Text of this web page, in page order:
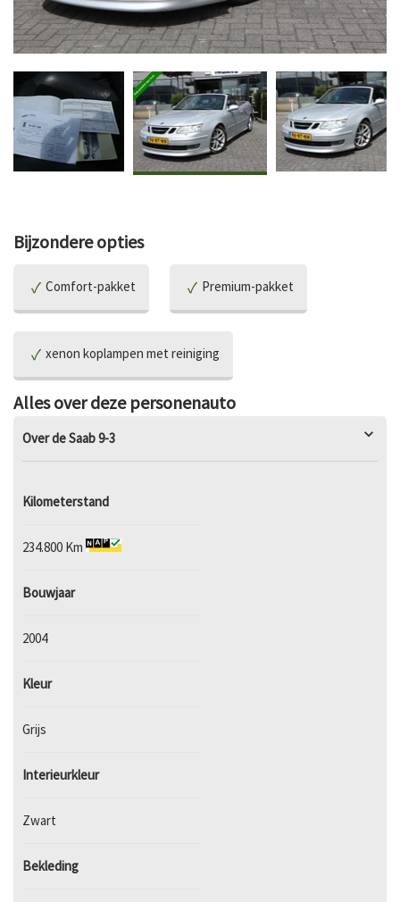
Bijzondere opties
Comfort-pakket Premium-pakket
xenon koplampen met reiniging
Alles over deze personenauto
Over de Saab 9-3
Kilometerstand
234.800 Km
Bouwjaar
2004
Kleur
Grijs
Interieurkleur
Zwart
Bekleding